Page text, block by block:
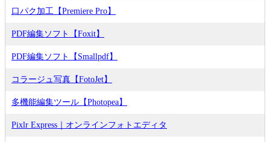
口パク加工【Premiere Pro】
PDF編集ソフト【Foxit】
PDF編集ソフト【Smallpdf】
コラージュ写真【FotoJet】
多機能編集ツール【Photopea】
Pixlr Express｜オンラインフォトエディタ